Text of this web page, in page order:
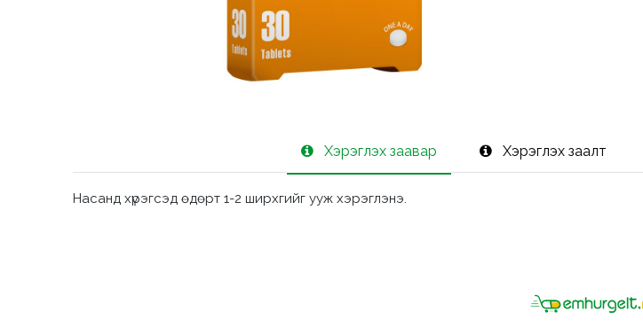
Хэрэглэх заавар Хэрэглэх заалт
Насанд хүрэгсэд өдөрт 1-2 ширхгийг ууж хэрэглэнэ.